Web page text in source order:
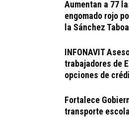
Aumentan a 77
engomado rojo
la Sánchez
INFONAVIT
trabajadores de
opciones de
Fortalece
transporte